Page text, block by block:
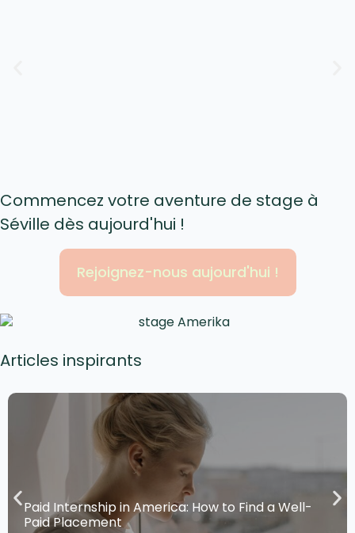
Commencez votre aventure de stage à
Séville dès aujourd'hui !
Rejoignez-nous aujourd'hui !
Articles inspirants
Paid Internship in America: How to Find a Well-
Paid Placement